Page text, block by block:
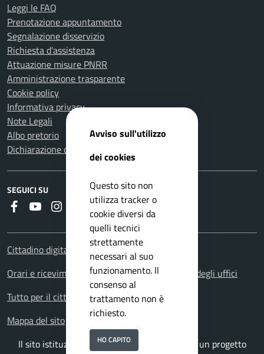
Leggi le FAQ
Prenotazione appuntamento
Segnalazione disservizio
Richiesta d'assistenza
Attuazione misure PNRR
Amministrazione trasparente
Cookie policy
Informativa privacy
Note Legali
Albo pretorio
Dichiarazione di accessibilità
SEGUICI SU
Faceboook
YoutubeInstagram
RSS
Cittadino digitale - PagoPA
Orari e ricevimenti. Orario apertura al pubblico degli uffici
Tutto per il cittadino: i servizi territoriali
Mappa del sito
Il sito istituzionale del Comune di Suvereto è un progetto
Avviso sull'utilizzo
dei cookies
Questo sito non
utilizza tracker o
cookie diversi da
quelli tecnici
strettamente
necessari al suo
funzionamento. Il
consenso al
trattamento non è
richiesto.
HO CAPITO